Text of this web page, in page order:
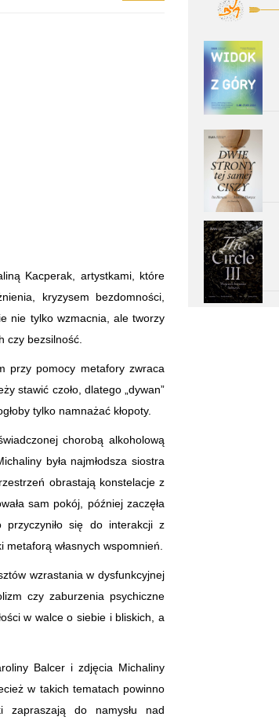
Kacperak, artystkami, które
kryzysem bezdomności,
nie tylko wzmacnia, ale tworzy
czy bezsilność.
przy pomocy metafory zwraca
stawić czoło, dlatego „dywan”
tylko namnażać kłopoty.
chorobą alkoholową
była najmłodsza siostra
obrastają konstelacje z
sam pokój, później zaczęła
się do interakcji z
własnych wspomnień.
wzrastania w dysfunkcyjnej
czy zaburzenia psychiczne
w walce o siebie i bliskich, a
Balcer i zdjęcia Michaliny
w takich tematach powinno
do namysłu nad